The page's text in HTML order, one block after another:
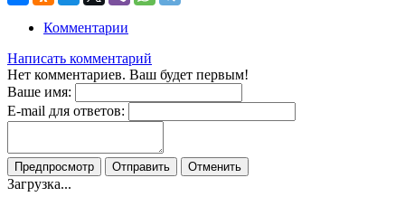
Комментарии
Написать комментарий
Нет комментариев. Ваш будет первым!
Ваше имя:
E-mail для ответов:
Загрузка...